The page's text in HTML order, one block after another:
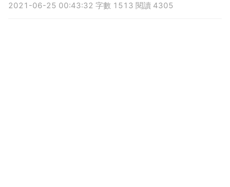
2021-06-25 00:43:32 字數 1513 閱讀 4305